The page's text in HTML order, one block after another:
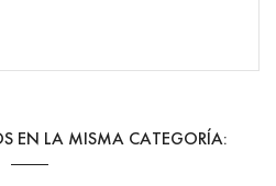
EN LA MISMA CATEGORÍA: